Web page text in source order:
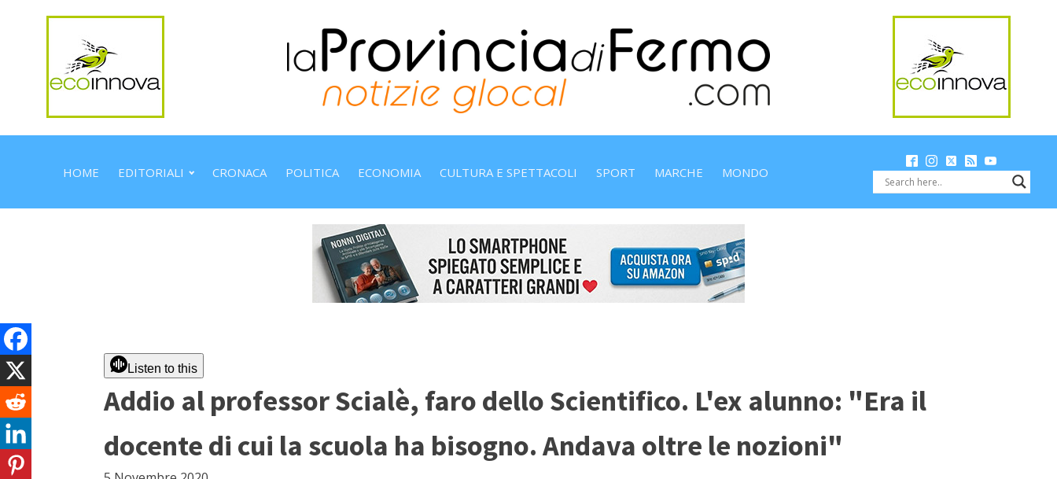
HOME EDITORIALI CRONACA POLITICA ECONOMIA CULTURA E SPETTACOLI SPORT MARCHE MONDO
Listen to this
Addio al professor Scialè, faro dello Scientifico. L'ex alunno: "Era il
docente di cui la scuola ha bisogno. Andava oltre le nozioni"